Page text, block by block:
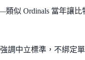
似 Ordinals 當年讓比
調中立標準，不綁定